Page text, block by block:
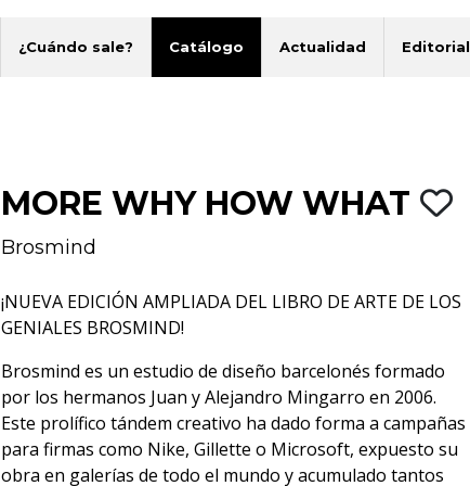
¿Cuándo sale? Catálogo Actualidad Editorial
MORE WHY HOW WHAT
Brosmind
¡NUEVA EDICIÓN AMPLIADA DEL LIBRO DE ARTE DE LOS
GENIALES BROSMIND!
Brosmind es un estudio de diseño barcelonés formado
por los hermanos Juan y Alejandro Mingarro en 2006.
Este prolífico tándem creativo ha dado forma a campañas
para firmas como Nike, Gillette o Microsoft, expuesto su
obra en galerías de todo el mundo y acumulado tantos